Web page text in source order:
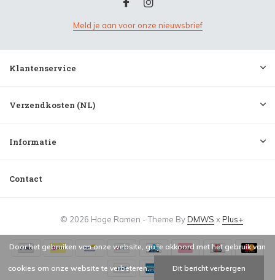
Meld je aan voor onze nieuwsbrief
Klantenservice
Verzendkosten (NL)
Informatie
Contact
© 2026 Hoge Ramen - Theme ByDMWS xPlus+
Door het gebruiken van onze website, ga je akkoord met het gebruik van
cookies om onze website te verbeteren. Dit bericht verbergen